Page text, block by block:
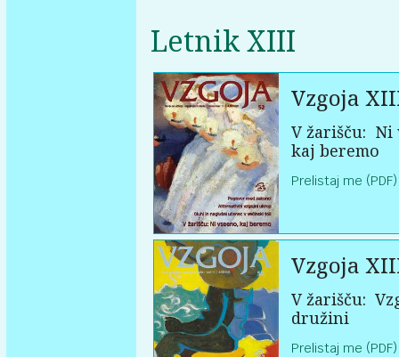
Letnik XIII
Vzgoja
V žarišču: Ni
kaj beremo
Prelistaj me (PDF)
Vzgoja
V žarišču:
družini
Prelistaj me (PDF)